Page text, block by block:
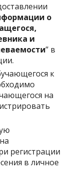
о
и
” в
к
на
регистрации
в личное